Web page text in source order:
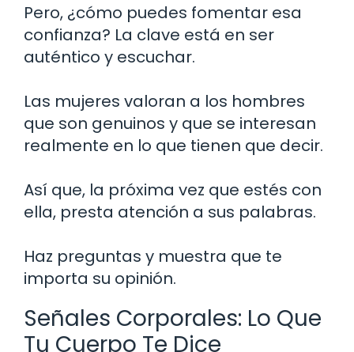
Pero, ¿cómo puedes fomentar esa
confianza? La clave está en ser
auténtico y escuchar.
Las mujeres valoran a los hombres
que son genuinos y que se interesan
realmente en lo que tienen que decir.
Así que, la próxima vez que estés con
ella, presta atención a sus palabras.
Haz preguntas y muestra que te
importa su opinión.
Señales Corporales: Lo Que
Tu Cuerpo Te Dice